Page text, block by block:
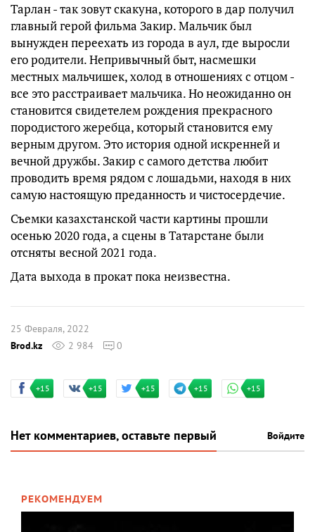
Тарлан - так зовут скакуна, которого в дар получил
главный герой фильма Закир. Мальчик был
вынужден переехать из города в аул, где выросли
его родители. Непривычный быт, насмешки
местных мальчишек, холод в отношениях с отцом -
все это расстраивает мальчика. Но неожиданно он
становится свидетелем рождения прекрасного
породистого жеребца, который становится ему
верным другом. Это история одной искренней и
вечной дружбы. Закир с самого детства любит
проводить время рядом с лошадьми, находя в них
самую настоящую преданность и чистосердечие.
Съемки казахстанской части картины прошли
осенью 2020 года, а сцены в Татарстане были
отсняты весной 2021 года.
Дата выхода в прокат пока неизвестна.
25 Февраля, 2022
Brod.kz
2 984 0
+15 +15 +15 +15 +15
Нет комментариев, оставьте первый Войдите
РЕКОМЕНДУЕМ